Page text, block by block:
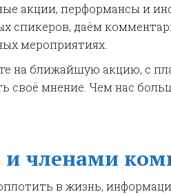
акции, перформансы и
спикеров, даём
мероприятиях.
на ближайшую акцию, с
своё мнение. Чем нас
и членами
в жизнь,